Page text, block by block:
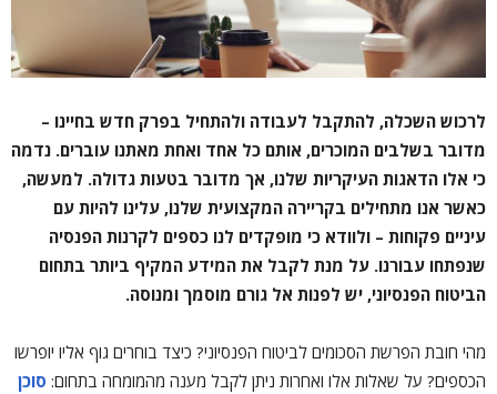
לרכוש השכלה, להתקבל לעבודה ולהתחיל בפרק חדש בחיינו –
מדובר בשלבים המוכרים, אותם כל אחד ואחת מאתנו עוברים. נדמה
כי אלו הדאגות העיקריות שלנו, אך מדובר בטעות גדולה. למעשה,
כאשר אנו מתחילים בקריירה המקצועית שלנו, עלינו להיות עם
עיניים פקוחות – ולוודא כי מופקדים לנו כספים לקרנות הפנסיה
שנפתחו עבורנו. על מנת לקבל את המידע המקיף ביותר בתחום
הביטוח הפנסיוני, יש לפנות אל גורם מוסמך ומנוסה.
מהי חובת הפרשת הסכומים לביטוח הפנסיוני? כיצד בוחרים גוף אליו יופרשו
הכספים? על שאלות אלו ואחרות ניתן לקבל מענה מהמומחה בתחום: סוכן